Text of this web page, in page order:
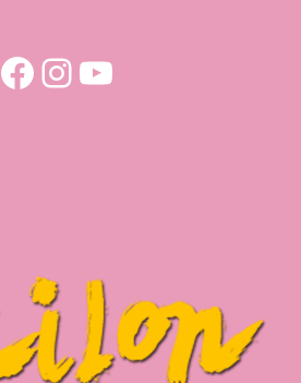
Facebook
Instagram
YouTube